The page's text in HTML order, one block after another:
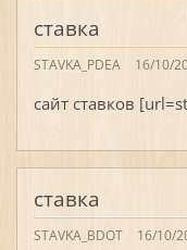
ставка
STAVKA_PDEA 16/10/
сайт ставков
ставка
STAVKA_BDOT 16/10/